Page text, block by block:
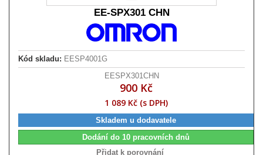
EE-SPX301 CHN
Kód skladu: EESP4001G
EESPX301CHN
900 Kč
1 089 Kč (s DPH)
Skladem u dodavatele
Dodání do 10 pracovních dnů
Přidat k porovnání